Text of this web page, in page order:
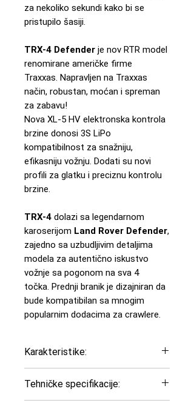
za nekoliko sekundi kako bi se
pristupilo šasiji.
TRX-4 Defender je nov RTR model
renomirane američke firme
Traxxas. Napravljen na Traxxas
način, robustan, moćan i spreman
za zabavu!
Nova XL-5 HV elektronska kontrola
brzine donosi 3S LiPo
kompatibilnost za snažniju,
efikasniju vožnju. Dodati su novi
profili za glatku i preciznu kontrolu
brzine.
TRX-4 dolazi sa legendarnom
karoserijom Land Rover Defender,
zajedno sa uzbudljivim detaljima
modela za autentično iskustvo
vožnje sa pogonom na sva 4
točka. Prednji branik je dizajniran da
bude kompatibilan sa mnogim
popularnim dodacima za crawlere.
Karakteristike:
Tip vozila: Crawler - Trail -
Tehničke specifikacije: